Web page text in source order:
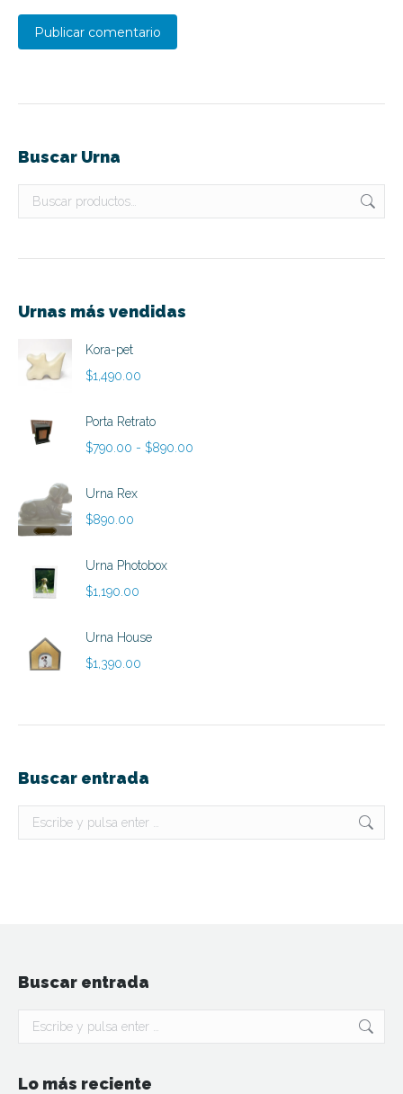
Publicar comentario
Buscar Urna
Urnas más vendidas
Kora-pet
$1,490.00
Porta Retrato
$790.00 - $890.00
Urna Rex
$890.00
Urna Photobox
$1,190.00
Urna House
$1,390.00
Buscar entrada
Buscar:
Buscar entrada
Buscar:
Lo más reciente